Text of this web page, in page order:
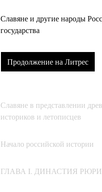
Славяне и другие народы
государства
Продолжение на Литрес
Славяне в представлении
историков и летописцев
Начало российской истории
ГЛАВА I. ДИНАСТИЯ